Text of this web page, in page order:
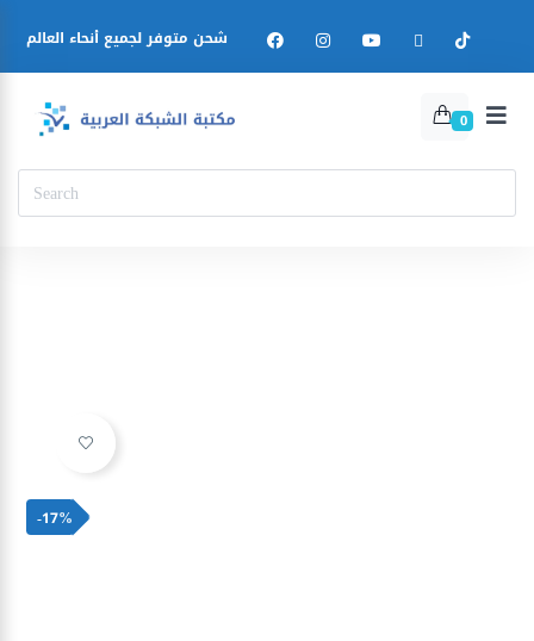
شحن متوفر لجميع أنحاء العالم
0
Ajouter à la liste d’envies
-17%